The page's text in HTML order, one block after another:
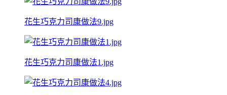
花生巧克力司康做法9.jpg
花生巧克力司康做法1.jpg